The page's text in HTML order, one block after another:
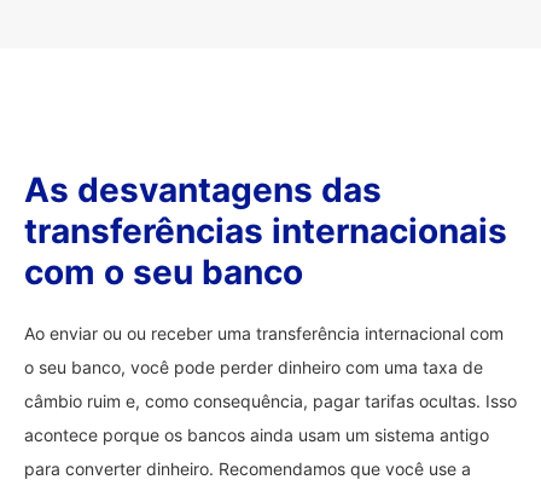
As desvantagens das
transferências internacionais
com o seu banco
Ao enviar ou ou receber uma transferência internacional com
o seu banco, você pode perder dinheiro com uma taxa de
câmbio ruim e, como consequência, pagar tarifas ocultas. Isso
acontece porque os bancos ainda usam um sistema antigo
para converter dinheiro. Recomendamos que você use a